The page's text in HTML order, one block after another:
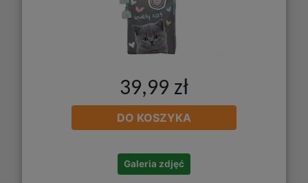
39,99 zł
DO KOSZYKA
Galeria zdjęć